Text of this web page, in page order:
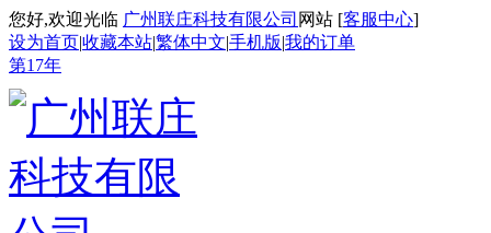
您好,欢迎光临 广州联庄科技有限公司 网站 [客服中心]
设为首页|收藏本站|繁体中文|手机版|我的订单
第17年